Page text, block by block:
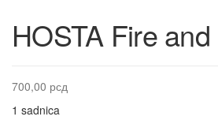
HOSTA Fire
700,00 рсд
1 sadnica